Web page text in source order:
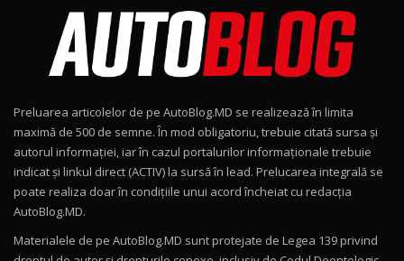
15:08
Noul Geely EX2 / Test Drive AutoBlog.MD
15:22
Mercedes-AMG E 53 HYBRID 4MATIC+ / Test
Drive AutoBlog.MD
16:27
11
Noul Volvo ES90 / Test Drive AutoBlog.MD
Preluarea articolelor de pe AutoBlog.MD se realizează în limita
maximă de 500 de semne. În mod obligatoriu, trebuie citată sursa și
autorul informației, iar în cazul portalurilor informaționale trebuie
indicat și linkul direct (ACTIV) la sursă în lead. Prelucarea integrală se
poate realiza doar în condițiile unui acord încheiat cu redacţia
AutoBlog.MD.
Materialele de pe AutoBlog.MD sunt protejate de Legea 139 privind